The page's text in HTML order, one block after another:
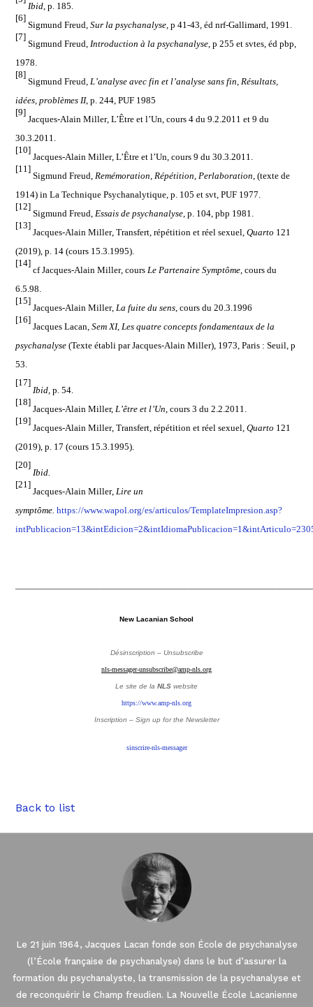
Ibid,p. 185.
[6]
Sigmund Freud,Sur la psychanalyse, p 41-43, éd nrf-Gallimard, 1991.
[7]
Sigmund Freud,Introduction à la psychanalyse, p 255 et svtes, éd pbp,
1978.
[8]
Sigmund Freud,L’analyse avec fin et l’analyse sans fin,Résultats,
idées, problèmes II, p. 244, PUF 1985
[9]
Jacques-Alain Miller,L’Être et l’Un, cours 4 du 9.2.2011 et 9 du
30.3.2011.
[10]
Jacques-Alain Miller, L’Être et l’Un, cours 9 du 30.3.2011.
[11]
Sigmund Freud,Remémoration, Répétition, Perlaboration, (texte de
1914) in La Technique Psychanalytique, p. 105 et svt, PUF 1977.
[12]
Sigmund Freud,Essais de psychanalyse, p. 104, pbp 1981.
[13]
Jacques-Alain Miller, Transfert, répétition et réel sexuel,Quarto 121
(2019), p. 14 (cours 15.3.1995).
[14]
cfJacques-Alain Miller, coursLe Partenaire Symptôme, cours du
6.5.98.
[15]
Jacques-Alain Miller,La fuite du sens, cours du 20.3.1996
[16]
Jacques Lacan,Sem XI, Les quatre concepts fondamentaux de la
psychanalyse (Texte établi par Jacques-Alain Miller), 1973, Paris : Seuil, p
53.
[17]
Ibid, p. 54.
[18]
Jacques-Alain Miller,L’être et l’Un,cours 3 du 2.2.2011.
[19]
Jacques-Alain Miller, Transfert, répétition et réel sexuel,Quarto 121
(2019), p. 17 (cours 15.3.1995).
[20]
Ibid.
[21]
Jacques-Alain Miller,Lire un
symptôme. https://www.wapol.org/es/articulos/TemplateImpresion.asp?
New Lacanian School
Désinscription – Unsubscribe
nls-messager-unsubscribe@amp-nls.org
Le site de la NLS website
https://www.amp-nls.org
Inscription – Sign up for the Newsletter
sinscrire-nls-messager
Back to list
Le 21 juin 1964, Jacques Lacan fonde son École de psychanalyse
(l’École française de psychanalyse) dans le but d’assurer la
formation du psychanalyste, la transmission de la psychanalyse et
de reconquérir le Champ freudien. La Nouvelle École Lacanienne